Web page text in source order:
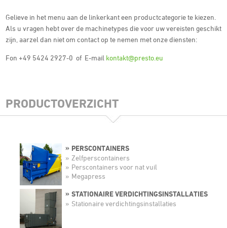
Gelieve in het menu aan de linkerkant een productcategorie te kiezen.
Als u vragen hebt over de machinetypes die voor uw vereisten geschikt
zijn, aarzel dan niet om contact op te nemen met onze diensten:
Fon +49 5424 2927-0 of E-mail kontakt@presto.eu
PRODUCTOVERZICHT
PERSCONTAINERS
Zelfperscontainers
Perscontainers voor nat vuil
Megapress
STATIONAIRE VERDICHTINGSINSTALLATIES
Stationaire verdichtingsinstallaties